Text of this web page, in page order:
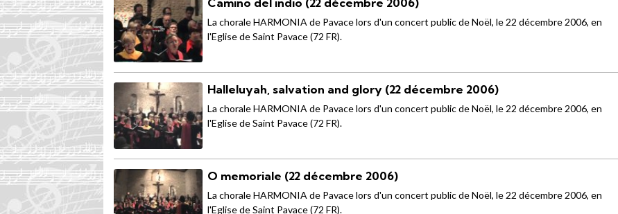
La chorale HARMONIA de Pavace lors d'un concert public de Noël, le 22 décembre 2006, en
l'Eglise de Saint Pavace (72 FR).
Halleluyah, salvation and glory (22 décembre 2006)
La chorale HARMONIA de Pavace lors d'un concert public de Noël, le 22 décembre 2006, en
l'Eglise de Saint Pavace (72 FR).
O memoriale (22 décembre 2006)
La chorale HARMONIA de Pavace lors d'un concert public de Noël, le 22 décembre 2006, en
l'Eglise de Saint Pavace (72 FR).